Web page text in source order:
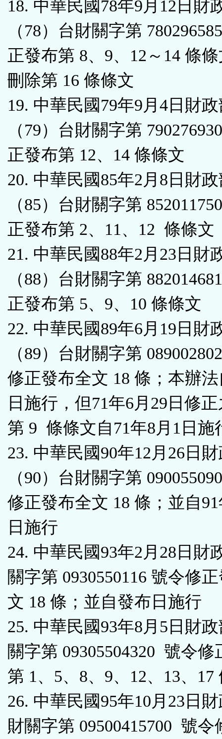
18. 中華民國78年9月12日財
（78）台財關字第
正發布第 8、9、12～14 條
刪除第 16 條條文
19. 中華民國79年9月4日財
（79）台財關字第
正發布第 12、14 條條文
20. 中華民國85年2月8日財
（85）台財關字第
正發布第 2、11、12 條條文
21. 中華民國88年2月23日財
（88）台財關字第
正發布第 5、9、10 條條文
22. 中華民國89年6月19日財
（89）台財關字第
修正發布全文 18 條；本辦
日施行，但71年6月29日修
第 9 條條文自71年8月1日施
23. 中華民國90年12月26日
（90）台財關字第
修正發布全文 18 條；並自
日施行
24. 中華民國93年2月28日財
關字第 0930550116 號令修
文 18 條；並自發布日施行
25. 中華民國93年8月5日財
關字第 09305504320 號令修
第 1、5、8、9、12、13、17
26. 中華民國95年10月23日
財關字第 09500415700 號令